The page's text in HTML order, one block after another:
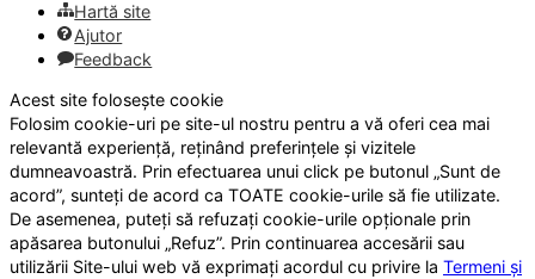
Hartă site
Ajutor
Feedback
Acest site folosește cookie
Folosim cookie-uri pe site-ul nostru pentru a vă oferi cea mai
relevantă experiență, reținând preferințele și vizitele
dumneavoastră. Prin efectuarea unui click pe butonul „Sunt de
acord”, sunteți de acord ca TOATE cookie-urile să fie utilizate.
De asemenea, puteți să refuzați cookie-urile opționale prin
apăsarea butonului „Refuz”. Prin continuarea accesării sau
utilizării Site-ului web vă exprimați acordul cu privire la Termeni și